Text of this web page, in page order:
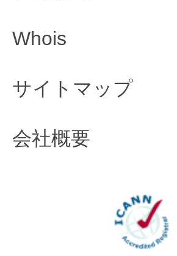
Whois
サイトマップ
会社概要